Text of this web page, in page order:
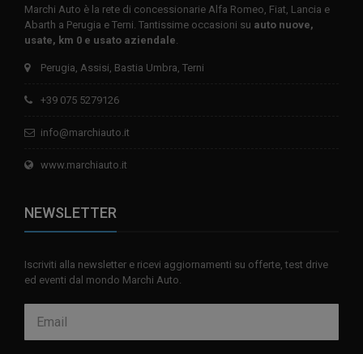
Marchi Auto è la rete di concessionarie Alfa Romeo, Fiat, Lancia e
Abarth a Perugia e Terni. Tantissime occasioni su auto nuove,
usate, km 0 e usato aziendale
Perugia, Assisi, Bastia Umbra, Terni
+39 075 5279126
info@marchiauto.it
www.marchiauto.it
NEWSLETTER
Iscriviti alla newsletter e ricevi aggiornamenti su offerte, test drive
ed eventi dal mondo Marchi Auto.